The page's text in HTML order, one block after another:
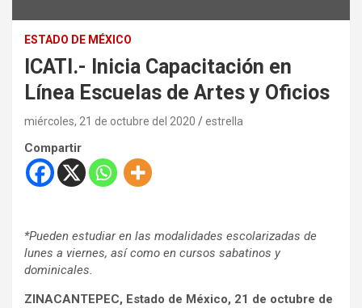
ESTADO DE MÉXICO
ICATI.- Inicia Capacitación en
Línea Escuelas de Artes y Oficios
miércoles, 21 de octubre del 2020 estrella
Compartir
*Pueden estudiar en las modalidades escolarizadas de
lunes a viernes, así como en cursos sabatinos y
dominicales.
ZINACANTEPEC, Estado de México, 21 de octubre de